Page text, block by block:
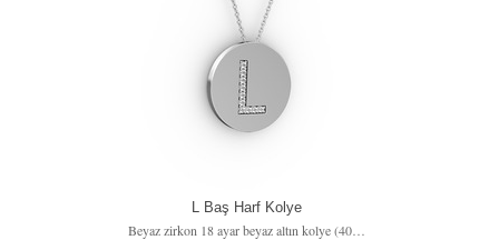
L Baş Harf Kolye
Beyaz zirkon 18 ayar beyaz altın kolye (40 cm beyaz altın rolo zincir)